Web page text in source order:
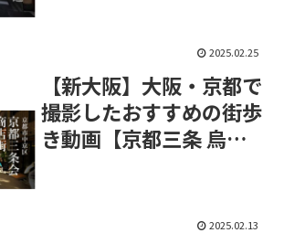
2025.02.25
【新大阪】大阪・京都で
撮影したおすすめの街歩
き動画【京都三条 烏丸
2025.02.13